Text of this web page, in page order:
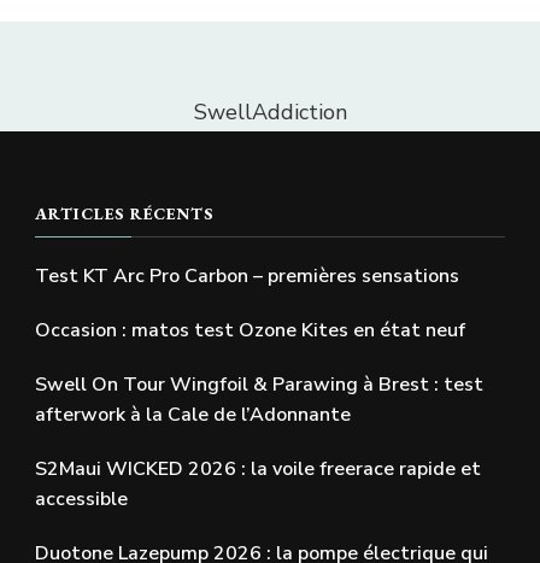
SwellAddiction
ARTICLES RÉCENTS
Test KT Arc Pro Carbon – premières sensations
Occasion : matos test Ozone Kites en état neuf
Swell On Tour Wingfoil & Parawing à Brest : test
afterwork à la Cale de l’Adonnante
S2Maui WICKED 2026 : la voile freerace rapide et
accessible
Duotone Lazepump 2026 : la pompe électrique qui